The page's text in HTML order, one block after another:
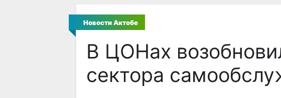
Новости Актобе
В ЦОНах
сектора